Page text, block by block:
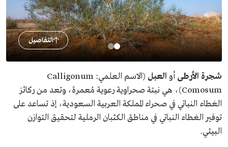
التفاصيل
شجرة الأرطى أو العبل
(الاسم العلمي: Calligonum
Comosum)، هي نبتة صحراوية رعوية مُعمرة، وتعد من ركائز
الغطاء النباتي في صحراء المملكة العربية السعودية، إذ تساعد على
توفير الغطاء النباتي في مناطق الكثبان الرملية لتحقيق التوازن
البيئي.